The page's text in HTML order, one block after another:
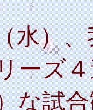
）、
ーズ
な試